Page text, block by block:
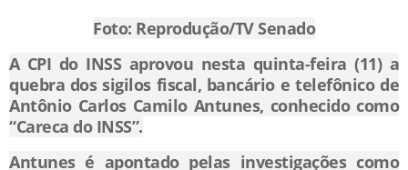
Foto: Reprodução/TV Senado
A CPI do INSS aprovou nesta quinta-feira (11) a
quebra dos sigilos fiscal, bancário e telefônico de
Antônio Carlos Camilo Antunes, conhecido como
“Careca do INSS”.
Antunes é apontado pelas investigações como